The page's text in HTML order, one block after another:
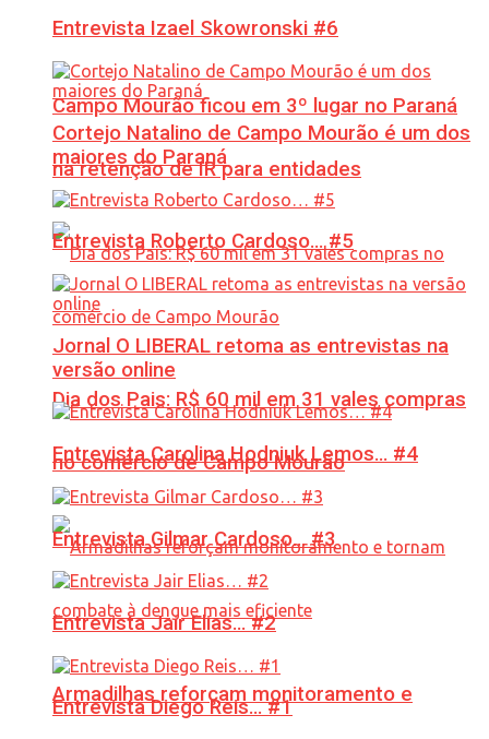
Campo Mourão ficou em 3º lugar no Paraná
na retenção de IR para entidades
Dia dos Pais: R$ 60 mil em 31 vales compras
no comércio de Campo Mourão
Armadilhas reforçam monitoramento e
Entrevista Izael Skowronski #6
Cortejo Natalino de Campo Mourão é um dos
maiores do Paraná
Entrevista Roberto Cardoso… #5
Jornal O LIBERAL retoma as entrevistas na
versão online
Entrevista Carolina Hodniuk Lemos… #4
Entrevista Gilmar Cardoso… #3
Entrevista Jair Elias… #2
Entrevista Diego Reis… #1